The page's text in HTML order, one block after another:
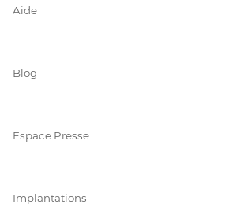
Aide
Blog
Espace Presse
Implantations